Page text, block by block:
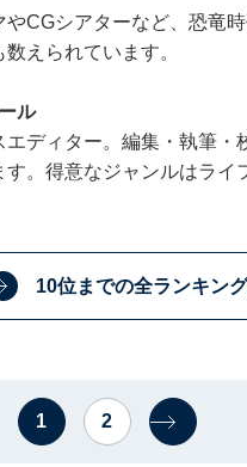
CGシアターなど、恐竜
えられています。
ル
ディター。編集・執筆
。得意なジャンルはライ
10位までの全ランキン
1 2